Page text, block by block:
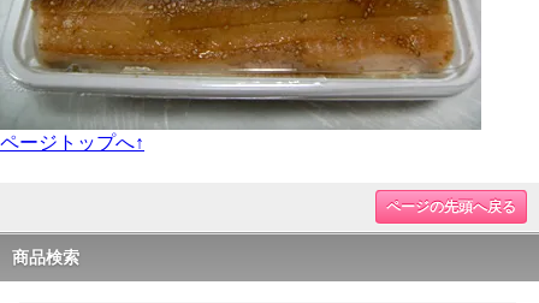
ページトップへ↑
ページの先頭へ戻る
商品検索